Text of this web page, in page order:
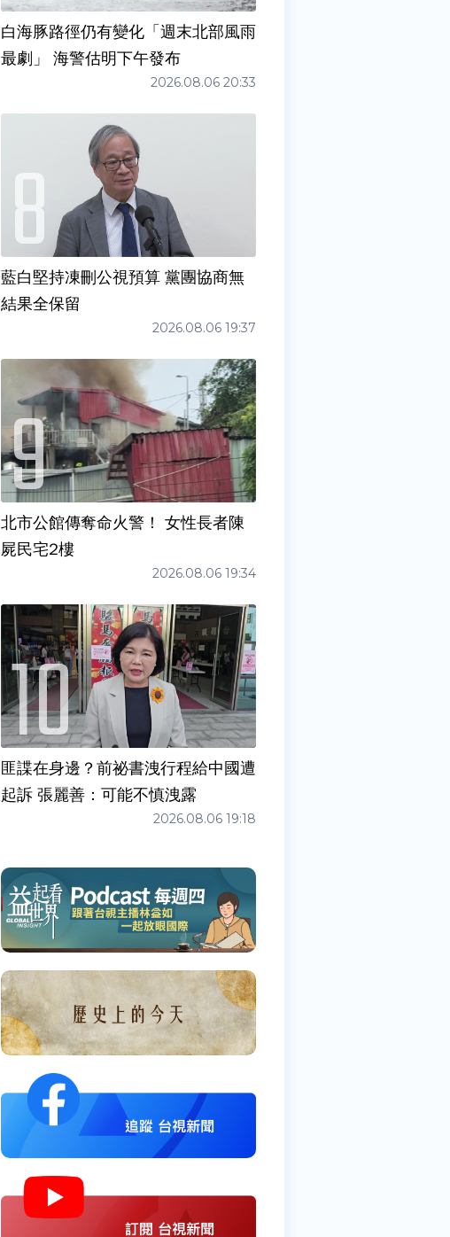
白海豚路徑仍有變化「週末北部風雨
最劇」 海警估明下午發布
2026.08.06 20:33
藍白堅持凍刪公視預算 黨團協商無
結果全保留
2026.08.06 19:37
北市公館傳奪命火警！ 女性長者陳
屍民宅2樓
2026.08.06 19:34
匪諜在身邊？前祕書洩行程給中國遭
起訴 張麗善：可能不慎洩露
2026.08.06 19:18